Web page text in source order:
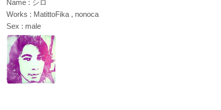
Name : シロ
Works : MatittoFika , nonoca
Sex : male